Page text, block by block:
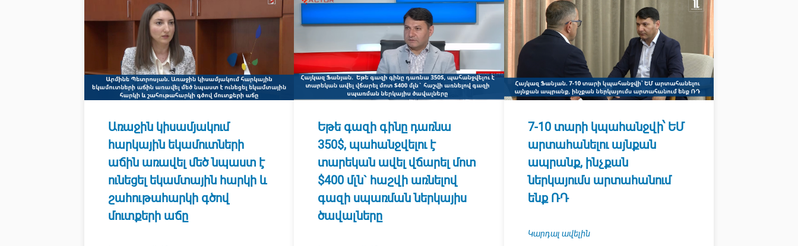
Առաջին կիսամյակում
հարկային եկամուտների
աճին առավել մեծ նպաստ է
ունեցել եկամտային հարկի և
շահութահարկի գծով
մուտքերի աճը
Եթե գազի գինը դառնա
350$, պահանջվելու է
տարեկան ավել վճարել մոտ
$400 մլն` հաշվի առնելով
գազի սպառման ներկայիս
ծավալները
7-10 տարի կպահանջվի՝ ԵՄ
արտահանելու այնքան
ապրանք, ինչքան
ներկայումս արտահանում
ենք ՌԴ
Կարդալ ավելին